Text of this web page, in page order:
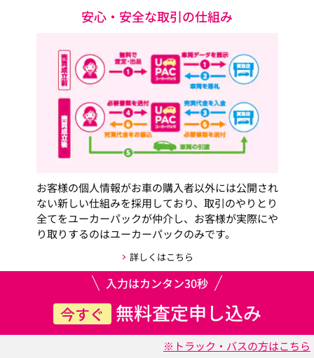
安心・安全な取引の仕組み
お客様の個人情報がお車の購入者以外には公開され
ない新しい仕組みを採用しており、取引のやりとり
全てをユーカーパックが仲介し、お客様が実際にや
り取りするのはユーカーパックのみです。
詳しくはこちら
入力はカンタン30秒
今すぐ 無料査定申し込み
※トラック・バスの方はこちら